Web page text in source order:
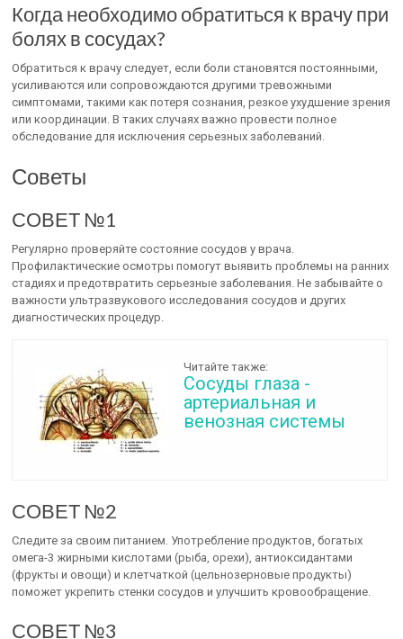
Когда необходимо обратиться к врачу при
болях в сосудах?
Обратиться к врачу следует, если боли становятся постоянными,
усиливаются или сопровождаются другими тревожными
симптомами, такими как потеря сознания, резкое ухудшение зрения
или координации. В таких случаях важно провести полное
обследование для исключения серьезных заболеваний.
Советы
СОВЕТ №1
Регулярно проверяйте состояние сосудов у врача.
Профилактические осмотры помогут выявить проблемы на ранних
стадиях и предотвратить серьезные заболевания. Не забывайте о
важности ультразвукового исследования сосудов и других
диагностических процедур.
Читайте также:
Сосуды глаза -
артериальная и
венозная системы
СОВЕТ №2
Следите за своим питанием. Употребление продуктов, богатых
омега-3 жирными кислотами (рыба, орехи), антиоксидантами
(фрукты и овощи) и клетчаткой (цельнозерновые продукты)
поможет укрепить стенки сосудов и улучшить кровообращение.
СОВЕТ №3